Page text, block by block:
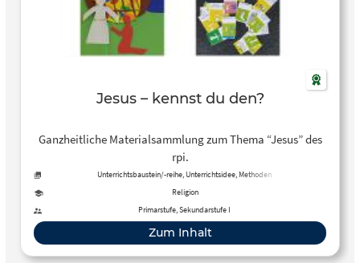
Jesus – kennst du den?
Ganzheitliche Materialsammlung zum Thema “Jesus” des
rpi.
Unterrichtsbaustein/-reihe, Unterrichtsidee, Methoden
Religion
Primarstufe, Sekundarstufe I
Zum Inhalt